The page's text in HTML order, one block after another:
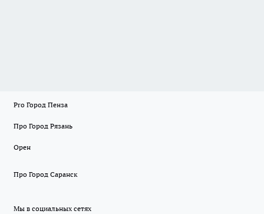
Pro Город Пенза
Про Город Рязань
Орен
Про Город Саранск
Мы в социальных сетях